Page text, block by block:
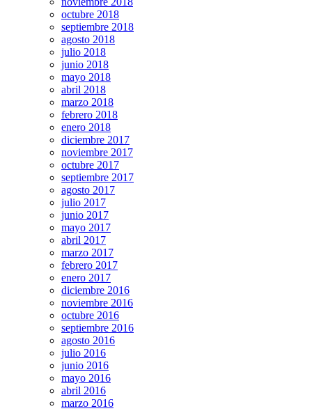
octubre 2018
septiembre 2018
agosto 2018
julio 2018
junio 2018
mayo 2018
abril 2018
marzo 2018
febrero 2018
enero 2018
diciembre 2017
noviembre 2017
octubre 2017
septiembre 2017
agosto 2017
julio 2017
junio 2017
mayo 2017
abril 2017
marzo 2017
febrero 2017
enero 2017
diciembre 2016
noviembre 2016
octubre 2016
septiembre 2016
agosto 2016
julio 2016
junio 2016
mayo 2016
abril 2016
marzo 2016